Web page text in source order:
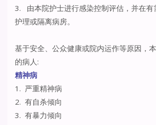
3. 由本院护士进行感染控制评估，并在有
护理或隔离病房。
基于安全、公众健康或院内运作等原因，
的病人:
精神病
1. 严重精神病
2. 有自杀倾向
3. 有暴力倾向